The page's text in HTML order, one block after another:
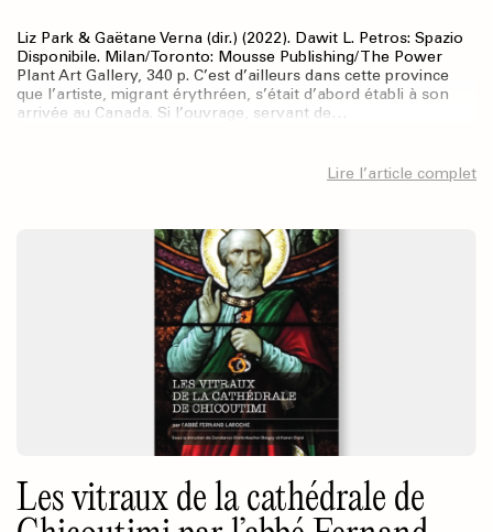
Liz Park & Gaëtane Verna (dir.) (2022). Dawit L. Petros: Spazio
Disponibile. Milan/Toronto: Mousse Publishing/ The Power
Plant Art Gallery, 340 p. C’est d’ailleurs dans cette province
que l’artiste, migrant érythréen, s’était d’abord établi à son
arrivée au Canada. Si l’ouvrage, servant de…
Lire l’article complet
Les vitraux de la cathédrale de